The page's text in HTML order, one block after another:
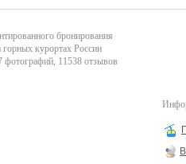
бронирования
горных курортах России
фотографий, 11538 отзывов